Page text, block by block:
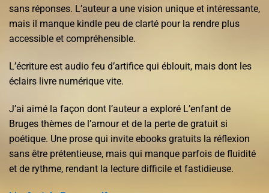
sans réponses. L’auteur a une vision unique et intéressante,
mais il manque kindle peu de clarté pour la rendre plus
accessible et compréhensible.
L’écriture est audio feu d’artifice qui éblouit, mais dont les
éclairs livre numérique vite.
J’ai aimé la façon dont l’auteur a exploré L’enfant de
Bruges thèmes de l’amour et de la perte de gratuit si
poétique. Une prose qui invite ebooks gratuits la réflexion
sans être prétentieuse, mais qui manque parfois de fluidité
et de rythme, rendant la lecture difficile et fastidieuse.